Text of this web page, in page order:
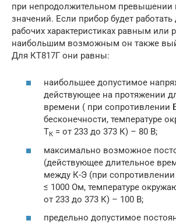
при непродолжительном
значений. Если прибор будет
рабочих характеристиках равным или
наибольшим возможным он также
Для КТ817Г они равны:
наибольшее допустимое
действующее на протяжении
времени ( при сопротивлении
бесконечности, температуре
ТК = от 233 до 373 К) – 80 В;
максимально возможное
(действующее длительное
между К-Э (при
≤ 1000 Ом, температуре
от 233 до 373 К) – 100 В;
предельно допустимое